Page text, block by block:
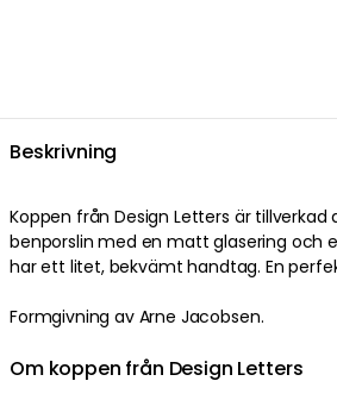
Beskrivning
Koppen från Design Letters är
benporslin med en matt glasering och
har ett litet, bekvämt handtag. En
Formgivning av Arne Jacobsen.
Om koppen från Design Letters